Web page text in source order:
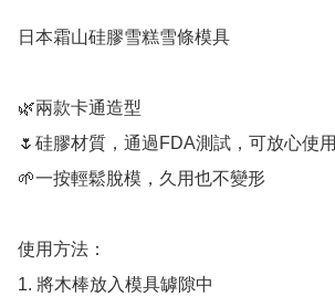
日本霜山硅膠雪糕雪條模具
🌿兩款卡通造型
🌷硅膠材質，通過FDA測試，可放心使用
🌱一按輕鬆脫模，久用也不變形
使用方法：
1. 將木棒放入模具罅隙中